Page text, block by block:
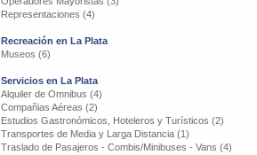
Representaciones (4)
Recreación en La Plata
Museos (6)
Servicios en La Plata
Alquiler de Omnibus (4)
Compañias Aéreas (2)
Estudios Gastronómicos, Hoteleros y Turísticos (2)
Transportes de Media y Larga Distancia (1)
Traslado de Pasajeros - Combis/Minibuses - Vans (4)